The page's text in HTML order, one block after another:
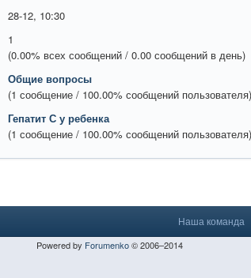
28-12, 10:30
1
(0.00% всех сообщений / 0.00 сообщений в день)
Общие вопросы
(1 сообщение / 100.00% сообщений пользователя)
Гепатит С у ребенка
(1 сообщение / 100.00% сообщений пользователя)
Наша команда
Powered by Forumenko© 2006–2014